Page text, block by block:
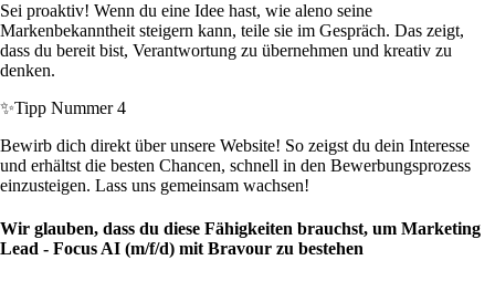
Sei proaktiv! Wenn du eine Idee hast, wie aleno seine
Markenbekanntheit steigern kann, teile sie im Gespräch. Das zeigt,
dass du bereit bist, Verantwortung zu übernehmen und kreativ zu
denken.
✨Tipp Nummer 4
Bewirb dich direkt über unsere Website! So zeigst du dein Interesse
und erhältst die besten Chancen, schnell in den Bewerbungsprozess
einzusteigen. Lass uns gemeinsam wachsen!
Wir glauben, dass du diese Fähigkeiten brauchst, um Marketing
Lead - Focus AI (m/f/d) mit Bravour zu bestehen